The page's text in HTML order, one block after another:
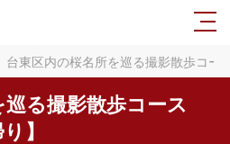
台東区内の桜名所を巡る撮影散歩コー
る撮影散歩コース
】